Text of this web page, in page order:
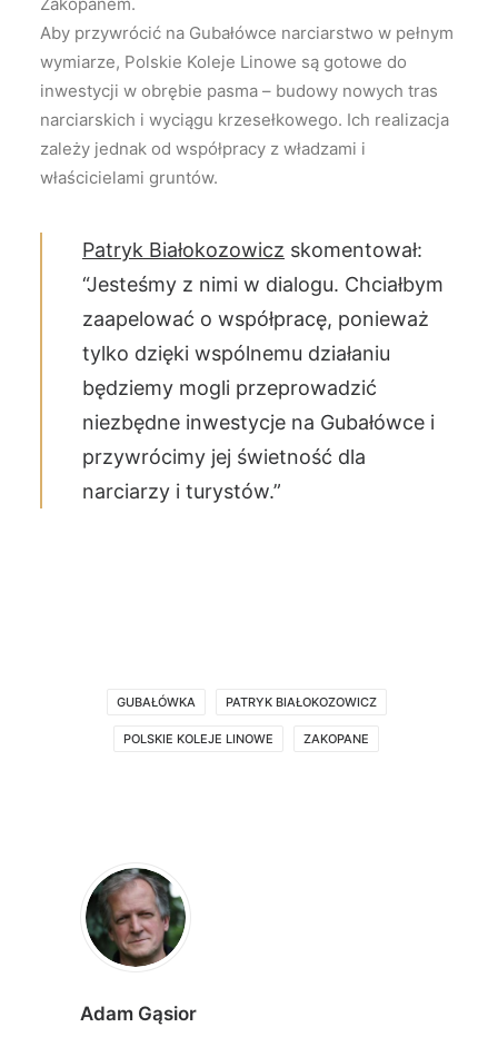
Zakopanem.
Aby przywrócić na Gubałówce narciarstwo w pełnym
wymiarze, Polskie Koleje Linowe są gotowe do
inwestycji w obrębie pasma – budowy nowych tras
narciarskich i wyciągu krzesełkowego. Ich realizacja
zależy jednak od współpracy z władzami i
właścicielami gruntów.
Patryk Białokozowicz skomentował:
“Jesteśmy z nimi w dialogu. Chciałbym
zaapelować o współpracę, ponieważ
tylko dzięki wspólnemu działaniu
będziemy mogli przeprowadzić
niezbędne inwestycje na Gubałówce i
przywrócimy jej świetność dla
narciarzy i turystów.”
GUBAŁÓWKA PATRYK BIAŁOKOZOWICZ
POLSKIE KOLEJE LINOWE ZAKOPANE
Adam Gąsior